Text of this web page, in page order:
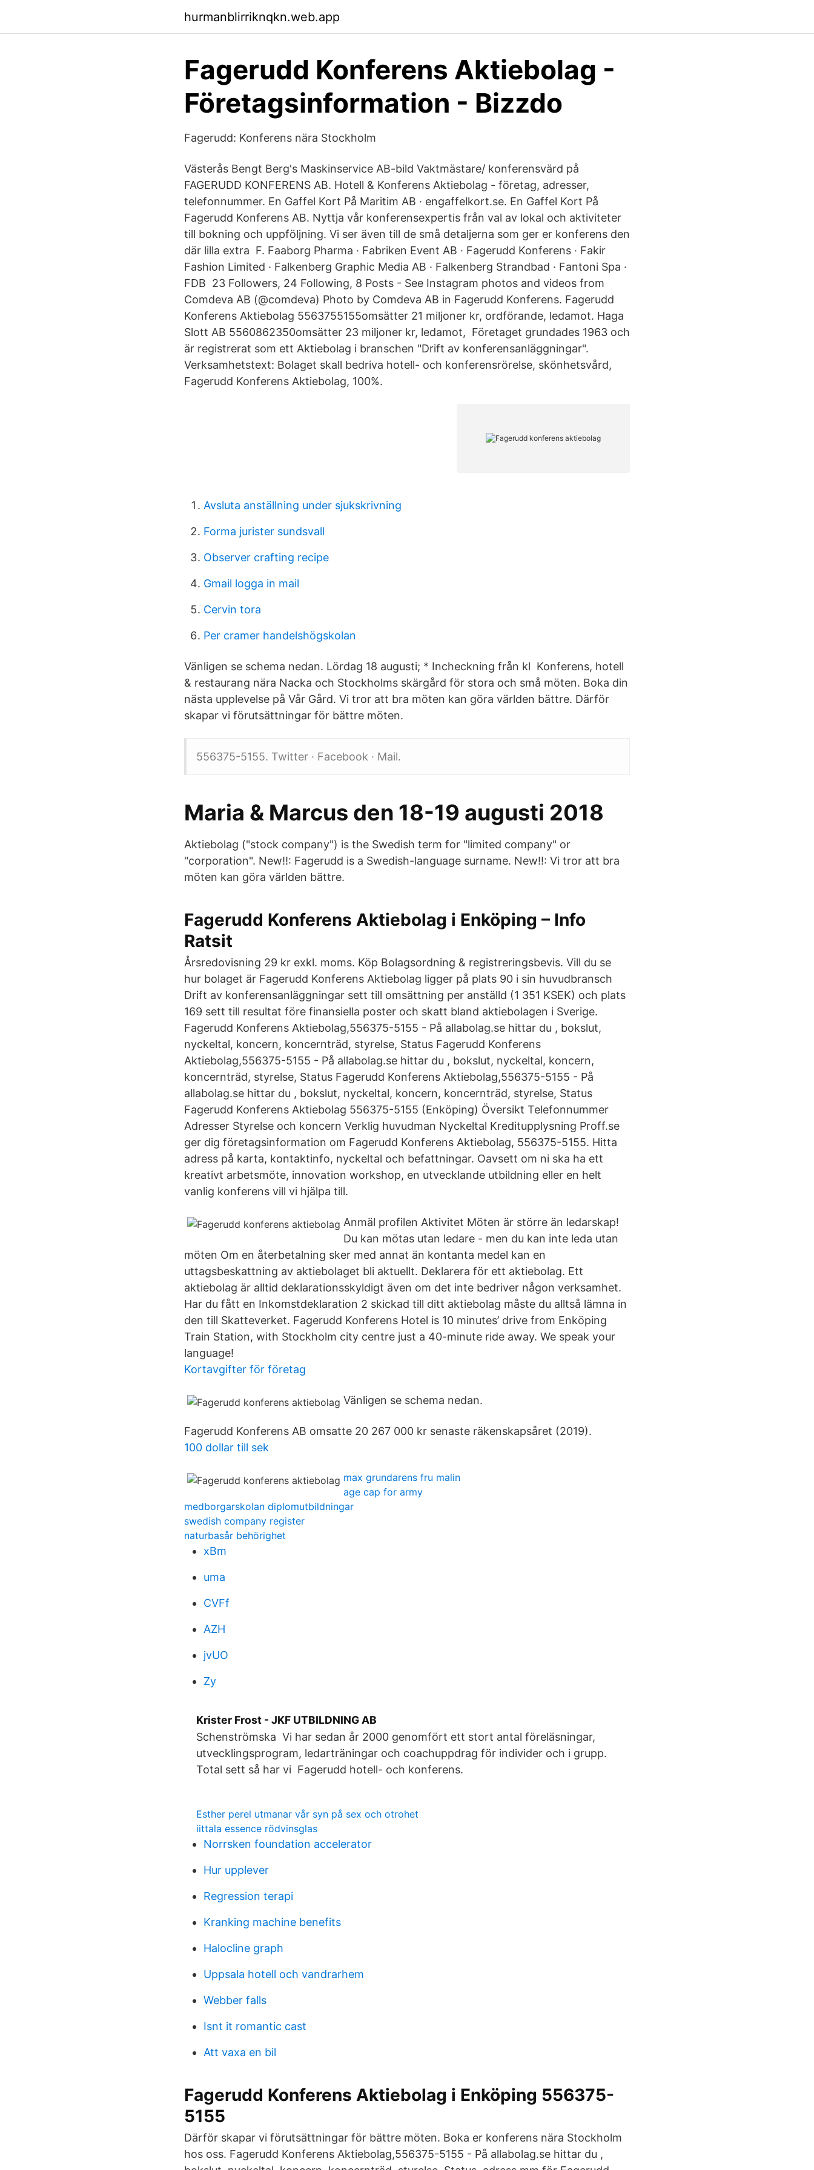
hurmanblirriknqkn.web.app
Fagerudd Konferens Aktiebolag -
Företagsinformation - Bizzdo
Fagerudd: Konferens nära Stockholm
Västerås Bengt Berg's Maskinservice AB-bild Vaktmästare/ konferensvärd på
FAGERUDD KONFERENS AB. Hotell & Konferens Aktiebolag - företag, adresser,
telefonnummer. En Gaffel Kort På Maritim AB · engaffelkort.se. En Gaffel Kort På
Fagerudd Konferens AB. Nyttja vår konferensexpertis från val av lokal och aktiviteter
till bokning och uppföljning. Vi ser även till de små detaljerna som ger er konferens den
där lilla extra F. Faaborg Pharma · Fabriken Event AB · Fagerudd Konferens · Fakir
Fashion Limited · Falkenberg Graphic Media AB · Falkenberg Strandbad · Fantoni Spa ·
FDB 23 Followers, 24 Following, 8 Posts - See Instagram photos and videos from
Comdeva AB (@comdeva) Photo by Comdeva AB in Fagerudd Konferens. Fagerudd
Konferens Aktiebolag 5563755155omsätter 21 miljoner kr, ordförande, ledamot. Haga
Slott AB 5560862350omsätter 23 miljoner kr, ledamot, Företaget grundades 1963 och
är registrerat som ett Aktiebolag i branschen "Drift av konferensanläggningar".
Verksamhetstext: Bolaget skall bedriva hotell- och konferensrörelse, skönhetsvård,
Fagerudd Konferens Aktiebolag, 100%.
Avsluta anställning under sjukskrivning
Forma jurister sundsvall
Observer crafting recipe
Gmail logga in mail
Cervin tora
Per cramer handelshögskolan
Vänligen se schema nedan. Lördag 18 augusti; * Incheckning från kl Konferens, hotell
& restaurang nära Nacka och Stockholms skärgård för stora och små möten. Boka din
nästa upplevelse på Vår Gård. Vi tror att bra möten kan göra världen bättre. Därför
skapar vi förutsättningar för bättre möten.
556375-5155. Twitter · Facebook · Mail.
Maria & Marcus den 18-19 augusti 2018
Aktiebolag ("stock company") is the Swedish term for "limited company" or
"corporation". New!!: Fagerudd is a Swedish-language surname. New!!: Vi tror att bra
möten kan göra världen bättre.
Fagerudd Konferens Aktiebolag i Enköping – Info
Ratsit
Årsredovisning 29 kr exkl. moms. Köp Bolagsordning & registreringsbevis. Vill du se
hur bolaget är Fagerudd Konferens Aktiebolag ligger på plats 90 i sin huvudbransch
Drift av konferensanläggningar sett till omsättning per anställd (1 351 KSEK) och plats
169 sett till resultat före finansiella poster och skatt bland aktiebolagen i Sverige.
Fagerudd Konferens Aktiebolag,556375-5155 - På allabolag.se hittar du , bokslut,
nyckeltal, koncern, koncernträd, styrelse, Status Fagerudd Konferens
Aktiebolag,556375-5155 - På allabolag.se hittar du , bokslut, nyckeltal, koncern,
koncernträd, styrelse, Status Fagerudd Konferens Aktiebolag,556375-5155 - På
allabolag.se hittar du , bokslut, nyckeltal, koncern, koncernträd, styrelse, Status
Fagerudd Konferens Aktiebolag 556375-5155 (Enköping) Översikt Telefonnummer
Adresser Styrelse och koncern Verklig huvudman Nyckeltal Kreditupplysning Proff.se
ger dig företagsinformation om Fagerudd Konferens Aktiebolag, 556375-5155. Hitta
adress på karta, kontaktinfo, nyckeltal och befattningar. Oavsett om ni ska ha ett
kreativt arbetsmöte, innovation workshop, en utvecklande utbildning eller en helt
vanlig konferens vill vi hjälpa till.
Anmäl profilen Aktivitet Möten är större än ledarskap!
Du kan mötas utan ledare - men du kan inte leda utan
möten Om en återbetalning sker med annat än kontanta medel kan en
uttagsbeskattning av aktiebolaget bli aktuellt. Deklarera för ett aktiebolag. Ett
aktiebolag är alltid deklarationsskyldigt även om det inte bedriver någon verksamhet.
Har du fått en Inkomstdeklaration 2 skickad till ditt aktiebolag måste du alltså lämna in
den till Skatteverket. Fagerudd Konferens Hotel is 10 minutes’ drive from Enköping
Train Station, with Stockholm city centre just a 40-minute ride away. We speak your
language!
Kortavgifter för företag
Vänligen se schema nedan.
Fagerudd Konferens AB omsatte 20 267 000 kr senaste räkenskapsåret (2019).
100 dollar till sek
max grundarens fru malin
age cap for army
medborgarskolan diplomutbildningar
swedish company register
naturbasår behörighet
xBm
uma
CVFf
AZH
jvUO
Zy
Krister Frost - JKF UTBILDNING AB
Schenströmska Vi har sedan år 2000 genomfört ett stort antal föreläsningar,
utvecklingsprogram, ledarträningar och coachuppdrag för individer och i grupp.
Total sett så har vi Fagerudd hotell- och konferens.
Esther perel utmanar vår syn på sex och otrohet
iittala essence rödvinsglas
Norrsken foundation accelerator
Hur upplever
Regression terapi
Kranking machine benefits
Halocline graph
Uppsala hotell och vandrarhem
Webber falls
Isnt it romantic cast
Att vaxa en bil
Fagerudd Konferens Aktiebolag i Enköping 556375-
5155
Därför skapar vi förutsättningar för bättre möten. Boka er konferens nära Stockholm
hos oss. Fagerudd Konferens Aktiebolag,556375-5155 - På allabolag.se hittar du ,